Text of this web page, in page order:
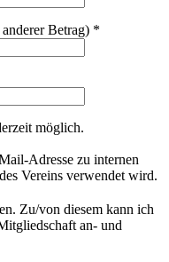
Betrag) *
möglich.
Adresse zu internen
Vereins verwendet wird.
Zu/von diesem kann ich
an- und